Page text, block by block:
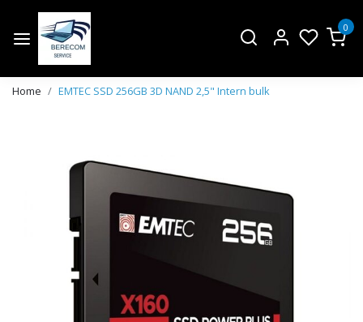
0
Home EMTEC SSD 256GB 3D NAND 2,5" Intern bulk
Vorige